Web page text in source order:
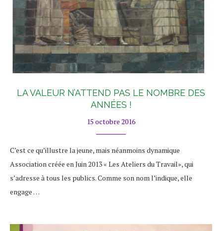
LA VALEUR N’ATTEND PAS LE NOMBRE DES
ANNÉES !
15 octobre 2016
C’est ce qu’illustre la jeune, mais néanmoins dynamique
Association créée en Juin 2013 « Les Ateliers du Travail», qui
s’adresse à tous les publics. Comme son nom l’indique, elle
engage …